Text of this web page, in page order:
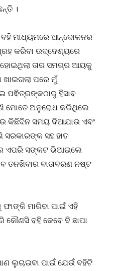
।
ମାଧ୍ୟମରେ ଆନ୍ଦୋଳନର
କରିବା ଉଦ୍ଦେଶ୍ୟରେ
ହୋଇଥିଲା ତାର ସମଗ୍ର ଆୟକୁ
ପରେ ମୁଁ
ପଵିତ୍ରଙ୍କଠାରୁ ହିସାବ
ମୋତେ ଅନୁରୋଧ କରିଥିଲେ
କିଛିଦିନ ସମୟ ଦିଆଯାଉ ଏବଂ
ସହ ହାତ
ଏପରି ସଙ୍କଟ ଭିଆଇଲେ
ତନଖିବାର ବାତାବରଣ ନଷ୍ଟ
ମାରିବା ପାଇଁ ଏହି
ବହି କେବେ ବି ଛାପା
ଲୁଚାଇବା ପାଇଁ ଯେଉଁ ବହିଟି